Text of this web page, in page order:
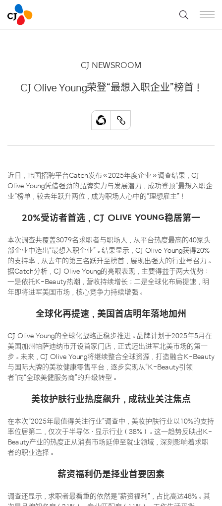
CJ NEWSROOM
CJ Olive Young荣登“最想入职企业”榜首！
近日，韩国招聘平台Catch发布《2025年度企业》调查结果，CJ
Olive Young凭借强劲的品牌实力与发展潜力，成功登顶“最想入职企
业”榜单，较去年跃升两位，成为职场人心中的“理想雇主”！
20%受访者首选，CJ Olive Young稳居第一
本次调查共覆盖3079名求职者与职场人，从平台热度最高的40家头
部企业中选出“最想入职企业”。结果显示，CJ Olive Young获得20%
的支持率，从去年的第三名跃升至榜首，展现出强大的行业号召力。
据Catch分析，CJ Olive Young的亮眼表现，主要得益于两大优势：
一是依托K-Beauty热潮，营收持续增长；二是全球化布局提速，明
年即将进军美国市场，核心竞争力持续增强。
全球化再提速，美国首店明年落地加州
CJ Olive Young的全球化战略正稳步推进。品牌计划于2025年5月在
美国加州帕萨迪纳市开设首家门店，正式迈出进军北美市场的第一
步。未来，CJ Olive Young将继续整合全球资源，打造融合K-Beauty
与国际大牌的美妆健康零售平台，逐步实现从“K-Beauty引领
者”向“全球美健服务商”的升级转型。
美妆护肤行业热度飙升，成就业关注焦点
在本次“2025年最值得关注行业”调查中，美妆护肤行业以10%的支持
率位居第二，仅次于半导体·显示行业（38%）。这一趋势反映出K-
Beauty产业的热度正从消费市场延伸至就业领域，深刻影响着求职
者的职业选择。
薪资福利仍是择业首要因素
调查还显示，求职者最看重的依然是“薪资福利”，占比高达48%。其